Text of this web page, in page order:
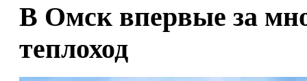
В Омск впервые за
теплоход